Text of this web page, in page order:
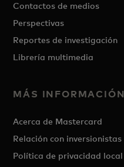
Contactos de medios
Perspectivas
Reportes de investigación
Librería multimedia
MÁS INFORMACIÓN
Acerca de Mastercard
Relación con inversionistas
Política de privacidad local